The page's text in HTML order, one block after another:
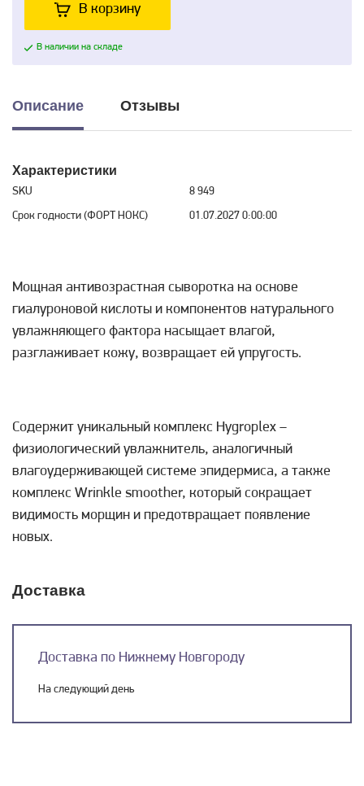
В корзину
В наличии на складе
Описание Отзывы
Характеристики
SKU
8 949
Срок годности (ФОРТ НОКС)
01.07.2027 0:00:00
Мощная антивозрастная сыворотка на основе
гиалуроновой кислоты и компонентов натурального
увлажняющего фактора насыщает влагой,
разглаживает кожу, возвращает ей упругость.
Содержит уникальный комплекс Hygroplex –
физиологический увлажнитель, аналогичный
влагоудерживающей системе эпидермиса, а также
комплекс Wrinkle smoother, который сокращает
видимость морщин и предотвращает появление
новых.
Доставка
Доставка по Нижнему Новгороду
На следующий день